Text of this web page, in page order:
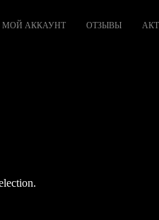
МОЙ АККАУНТ ОТЗЫВЫ